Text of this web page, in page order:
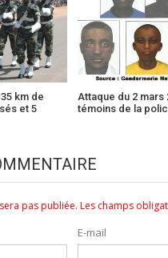
km de
et 5
Attaque du 2 mars
témoins de la
pas publiée. Les champs
E-mail